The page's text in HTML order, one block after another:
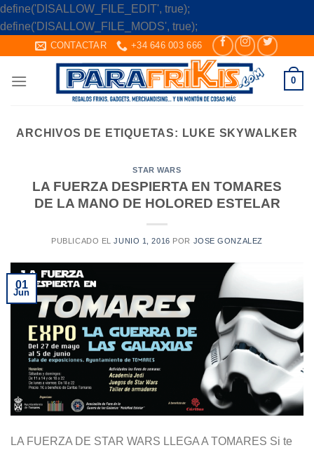
define('DISALLOW_FILE_EDIT', true);
define('DISALLOW_FILE_MODS', true);
to
content
CONTACTAR +34 646 003 666
0
ARCHIVOS DE ETIQUETAS: LUKE SKYWALKER
STAR WARS
LA FUERZA DESPIERTA EN TOMARES
DE LA MANO DE HOLORED ESTELAR
PUBLICADO ELJUNIO 1, 2016 POR JOSE GONZALEZ
01
Jun
LA FUERZA DE STAR WARS LLEGA A TOMARES Si te